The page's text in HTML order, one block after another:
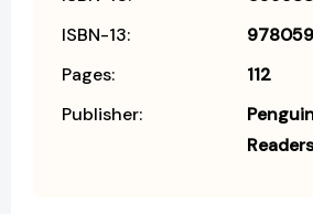
ISBN-13:
Pages:
112
Publisher: